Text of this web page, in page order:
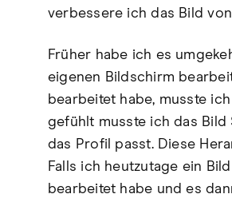
verbessere ich das Bild
Früher habe ich es
eigenen Bildschirm
bearbeitet habe, musste
gefühlt musste ich das Bild
das Profil passt. Diese
Falls ich heutzutage ein
bearbeitet habe und es